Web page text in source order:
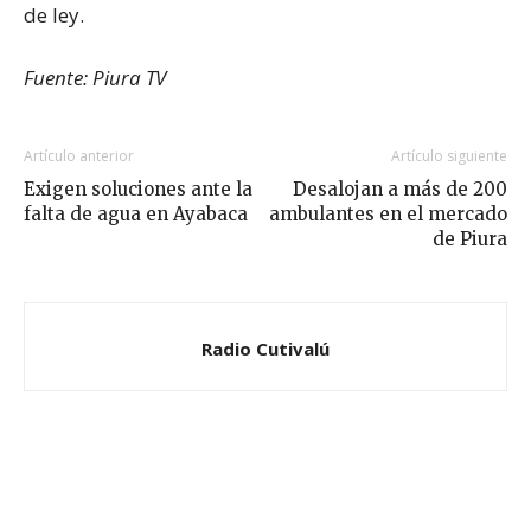
de ley.
Fuente: Piura TV
Artículo anterior
Exigen soluciones ante la
falta de agua en Ayabaca
Artículo siguiente
Desalojan a más de 200
ambulantes en el mercado
de Piura
Radio Cutivalú